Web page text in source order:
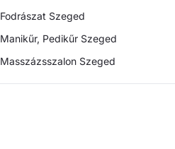
Fodrászat Szeged
Manikűr, Pedikűr Szeged
Masszázsszalon Szeged